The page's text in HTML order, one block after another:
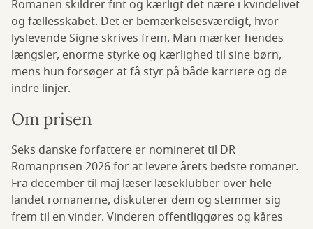
Romanen skildrer fint og kærligt det nære i kvindelivet
og fællesskabet. Det er bemærkelsesværdigt, hvor
lyslevende Signe skrives frem. Man mærker hendes
længsler, enorme styrke og kærlighed til sine børn,
mens hun forsøger at få styr på både karriere og de
indre linjer.
Om prisen
Seks danske forfattere er nomineret til DR
Romanprisen 2026 for at levere årets bedste romaner.
Fra december til maj læser læseklubber over hele
landet romanerne, diskuterer dem og stemmer sig
frem til en vinder. Vinderen offentliggøres og kåres